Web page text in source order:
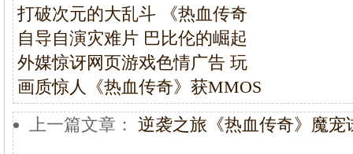
打破次元的大乱斗 《热血传奇
自导自演灾难片 巴比伦的崛起
外媒惊讶网页游戏色情广告 玩
画质惊人《热血传奇》获MMOS
上一篇文章： 逆袭之旅《热血传奇》魔宠